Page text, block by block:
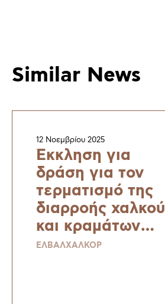
Similar News
12 Νοεμβρίου 2025
Έκκληση για
δράση για τον
τερματισμό της
διαρροής χαλκού
και κραμάτων
χαλκού – μιας
ΕΛΒΑΛΧΑΛΚΟΡ